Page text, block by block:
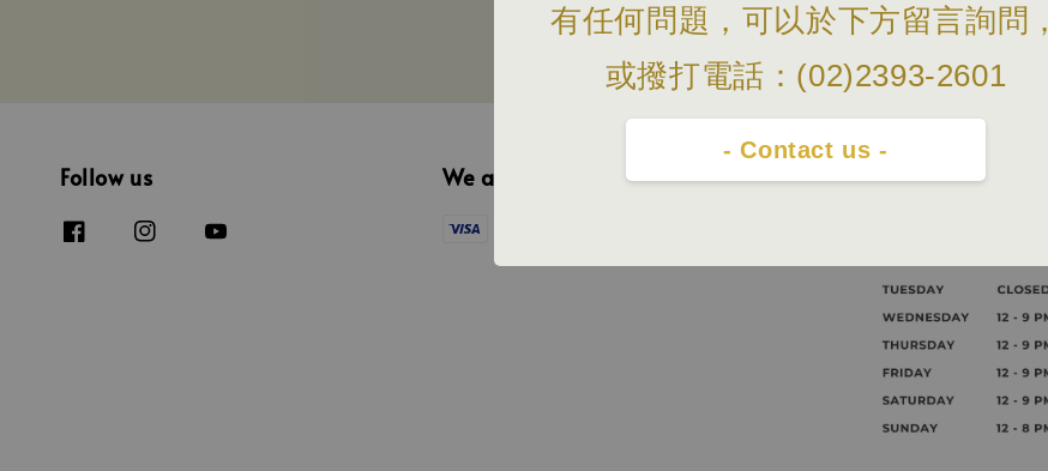
有任何問題，可以於下方留言詢問，
或撥打電話：(02)2393-2601
- Contact us -
Follow us We accept